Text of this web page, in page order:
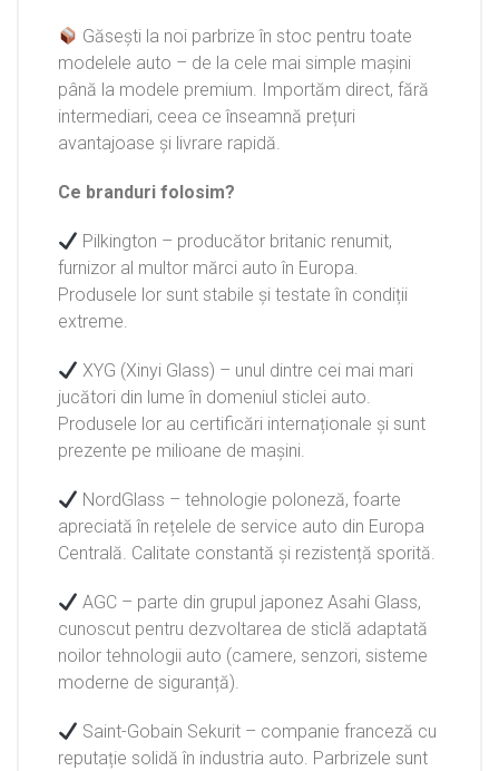
Găsești la noi parbrize în stoc pentru toate
modelele auto – de la cele mai simple mașini
până la modele premium. Importăm direct, fără
intermediari, ceea ce înseamnă prețuri
avantajoase și livrare rapidă.
Ce branduri folosim?
Pilkington – producător britanic renumit,
furnizor al multor mărci auto în Europa.
Produsele lor sunt stabile și testate în condiții
extreme.
XYG (Xinyi Glass) – unul dintre cei mai mari
jucători din lume în domeniul sticlei auto.
Produsele lor au certificări internaționale și sunt
prezente pe milioane de mașini.
NordGlass – tehnologie poloneză, foarte
apreciată în rețelele de service auto din Europa
Centrală. Calitate constantă și rezistență sporită.
AGC – parte din grupul japonez Asahi Glass,
cunoscut pentru dezvoltarea de sticlă adaptată
noilor tehnologii auto (camere, senzori, sisteme
moderne de siguranță).
Saint-Gobain Sekurit – companie franceză cu
reputație solidă în industria auto. Parbrizele sunt